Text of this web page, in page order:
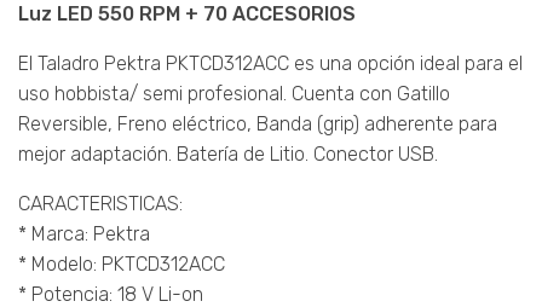
Luz LED 550 RPM + 70 ACCESORIOS
El Taladro Pektra PKTCD312ACC es una opción ideal para el
uso hobbista/ semi profesional. Cuenta con Gatillo
Reversible, Freno eléctrico, Banda (grip) adherente para
mejor adaptación. Batería de Litio. Conector USB.
CARACTERISTICAS:
* Marca: Pektra
* Modelo: PKTCD312ACC
* Potencia: 18 V Li-on